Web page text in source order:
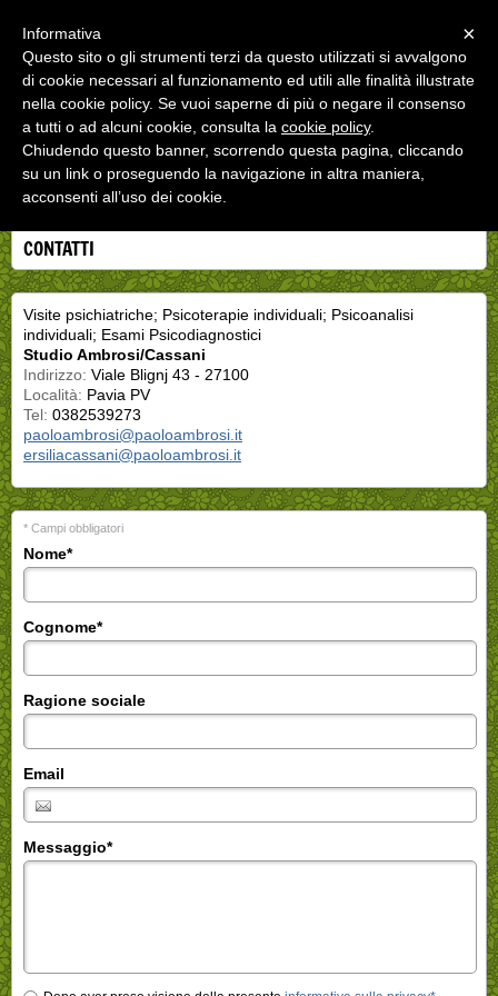
Studio Ambrosi/Cassani
Studio Medico Psichiatria Psicoterapia e Psicoanalisi. Vle Bligny 43
Pavia 349 3573343
CONTATTI
Visite psichiatriche; Psicoterapie individuali; Psicoanalisi
individuali; Esami Psicodiagnostici
Studio Ambrosi/Cassani
Indirizzo: Viale Blignj 43 - 27100
Località: Pavia PV
Tel: 0382539273
paoloambrosi@paoloambrosi.it
ersiliacassani@paoloambrosi.it
* Campi obbligatori
Nome*
Cognome*
Ragione sociale
Email
Messaggio*
×
Informativa
Questo sito o gli strumenti terzi da questo utilizzati si avvalgono
di cookie necessari al funzionamento ed utili alle finalità illustrate
nella cookie policy. Se vuoi saperne di più o negare il consenso
a tutti o ad alcuni cookie, consulta la cookie policy.
Chiudendo questo banner, scorrendo questa pagina, cliccando
su un link o proseguendo la navigazione in altra maniera,
acconsenti all’uso dei cookie.